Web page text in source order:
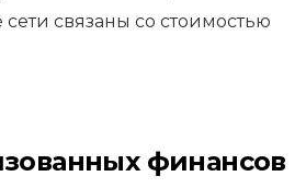
связаны со стоимостью
финансов